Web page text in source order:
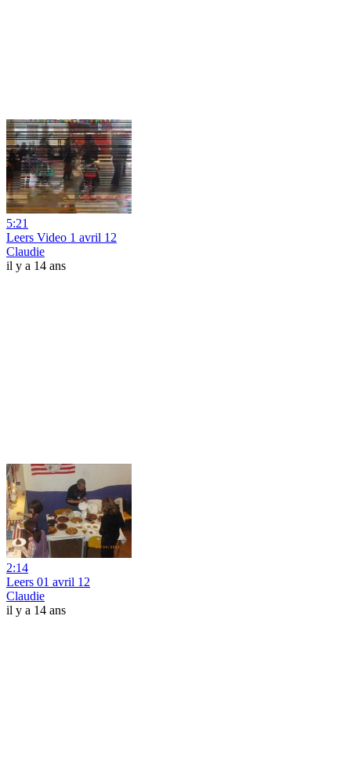
5:21
Leers Video 1 avril 12
Claudie
il y a 14 ans
2:14
Leers 01 avril 12
Claudie
il y a 14 ans